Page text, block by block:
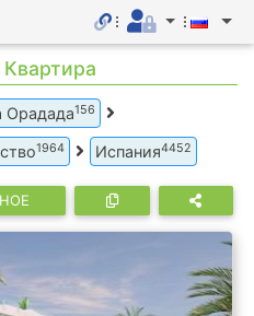
Квартира
Орадада156
1964 Испания4452